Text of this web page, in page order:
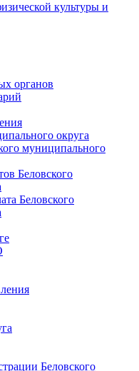
культуры и
органов
округа
муниципального
Беловского
Беловского
Беловского